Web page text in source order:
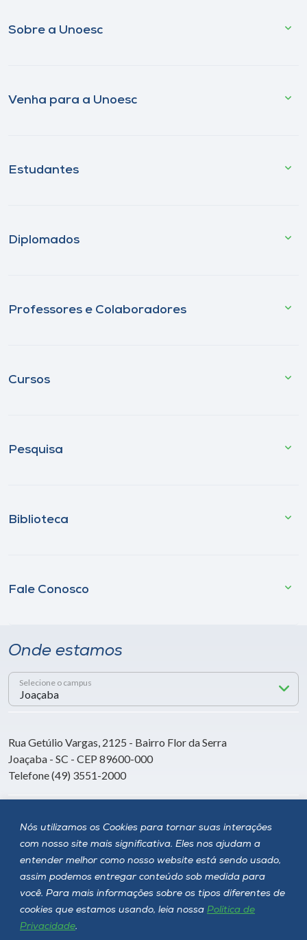
Nós utilizamos os Cookies para tornar suas interações
com nosso site mais significativa. Eles nos ajudam a
entender melhor como nosso website está sendo usado,
assim podemos entregar conteúdo sob medida para
você. Para mais informações sobre os tipos diferentes de
cookies que estamos usando, leia nossa Política de
Privacidade.
Sobre a Unoesc
Venha para a Unoesc
Estudantes
Diplomados
Professores e Colaboradores
Cursos
Pesquisa
Biblioteca
Fale Conosco
Onde estamos
Selecione o campus
Rua Getúlio Vargas, 2125 - Bairro Flor da Serra
Joaçaba - SC - CEP 89600-000
Telefone (49) 3551-2000
Siga a Unoesc